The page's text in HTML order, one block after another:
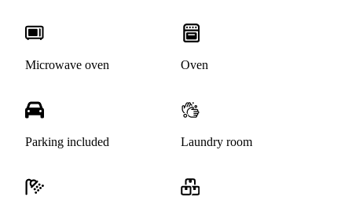
Microwave oven Oven
Parking included Laundry room